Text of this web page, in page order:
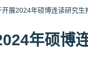
展2024年硕博连读研究生
年硕博